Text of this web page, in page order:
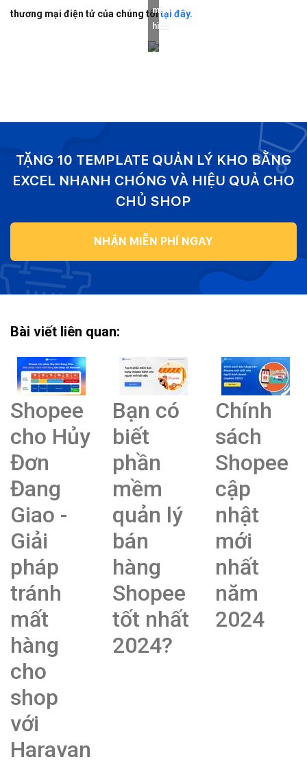
thương mại điện tử của chúng tôitại đây.
màn
hình
TẶNG 10 TEMPLATE QUẢN LÝ KHO BẰNG
EXCEL NHANH CHÓNG VÀ HIỆU QUẢ CHO
CHỦ SHOP
NHẬN MIỄN PHÍ NGAY
Bài viết liên quan:
Shopee
cho Hủy
Đơn
Đang
Giao -
Giải
pháp
tránh
mất
hàng
cho
shop
với
Haravan
Bạn có
biết
phần
mềm
quản lý
bán
hàng
Shopee
tốt nhất
2024?
Chính
sách
Shopee
cập
nhật
mới
nhất
năm
2024